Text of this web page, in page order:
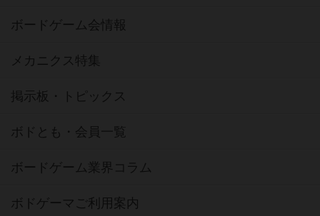
ボードゲーム会情報
メカニクス特集
掲示板・トピックス
ボドとも・会員一覧
ボードゲーム業界コラム
ボドゲーマご利用案内